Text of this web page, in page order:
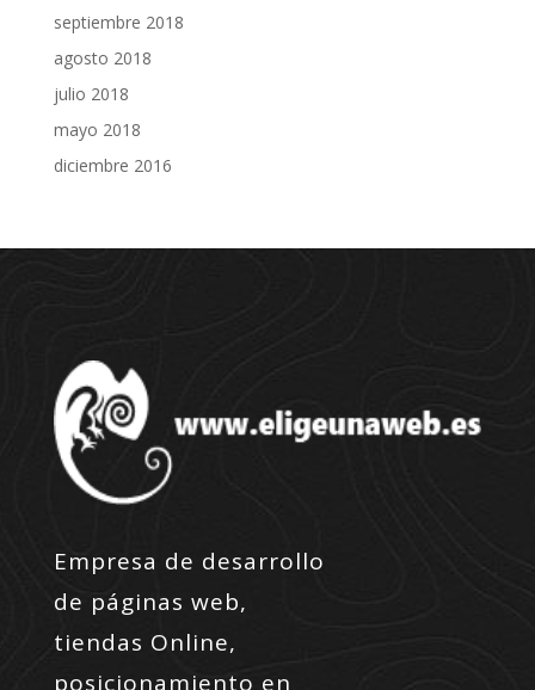
septiembre 2018
agosto 2018
julio 2018
mayo 2018
diciembre 2016
Empresa de desarrollo
de páginas web,
tiendas Online,
posicionamiento en